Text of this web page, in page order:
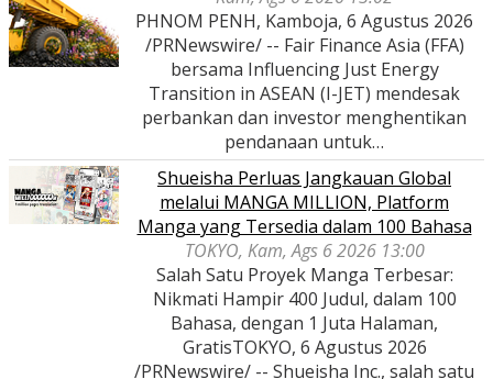
PHNOM PENH, Kamboja, 6 Agustus 2026
/PRNewswire/ -- Fair Finance Asia (FFA)
bersama Influencing Just Energy
Transition in ASEAN (I-JET) mendesak
perbankan dan investor menghentikan
pendanaan untuk…
Shueisha Perluas Jangkauan Global
melalui MANGA MILLION, Platform
Manga yang Tersedia dalam 100 Bahasa
TOKYO, Kam, Ags 6 2026 13:00
Salah Satu Proyek Manga Terbesar:
Nikmati Hampir 400 Judul, dalam 100
Bahasa, dengan 1 Juta Halaman,
GratisTOKYO, 6 Agustus 2026
/PRNewswire/ -- Shueisha Inc., salah satu